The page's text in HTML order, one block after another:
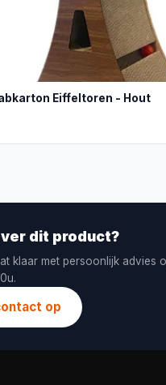
Eiffeltoren - Hout
dit product?
klaar met persoonlijk advies
op